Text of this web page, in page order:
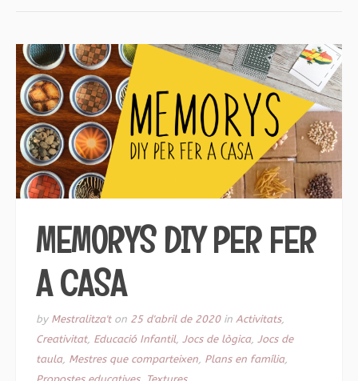
MEMORYS DIY PER FER
A CASA
by Mestralitza'ton 25 d'abril de 2020in Activitats,
Creativitat, Educació Infantil, Jocs de lògica, Jocs de
taula, Mestres que comparteixen, Plans en família,